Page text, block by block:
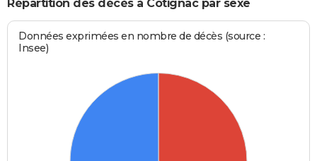
Répartition des décès à Cotignac par sexe
Données exprimées en nombre de décès (source :
Insee)